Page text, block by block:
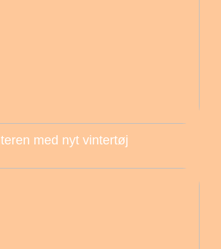
med nyt vintertøj